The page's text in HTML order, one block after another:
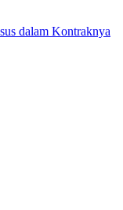
dalam Kontraknya